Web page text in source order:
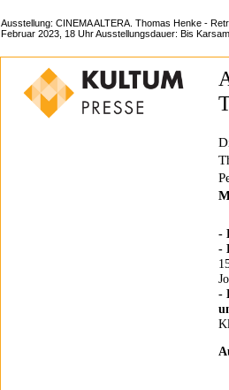
Ausstellung: CINEMA ALTERA. Thomas Henke -
Februar 2023, 18 Uhr Ausstellungsdauer: Bis
-
-
-